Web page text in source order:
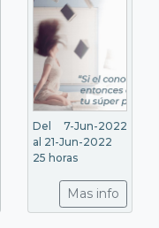
Del 7-Jun-2022
al 21-Jun-2022
25 horas
Mas info